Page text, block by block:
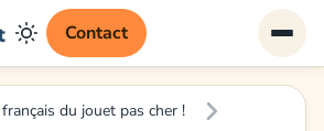
Contact
du jouet pas cher !